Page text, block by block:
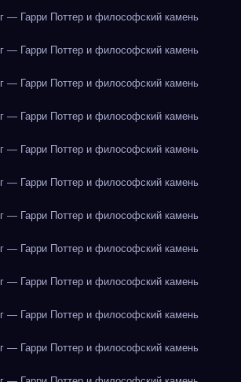
— Гарри Поттер и философский камень
— Гарри Поттер и философский камень
— Гарри Поттер и философский камень
— Гарри Поттер и философский камень
— Гарри Поттер и философский камень
— Гарри Поттер и философский камень
— Гарри Поттер и философский камень
— Гарри Поттер и философский камень
— Гарри Поттер и философский камень
— Гарри Поттер и философский камень
— Гарри Поттер и философский камень